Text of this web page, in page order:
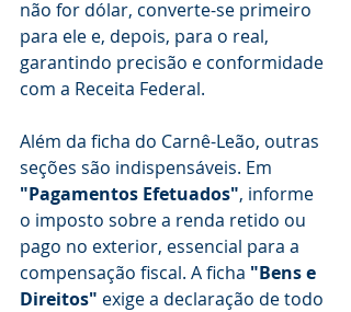
não for dólar, converte-se primeiro
para ele e, depois, para o real,
garantindo precisão e conformidade
com a Receita Federal.
Além da ficha do Carnê-Leão, outras
seções são indispensáveis. Em
"Pagamentos Efetuados", informe
o imposto sobre a renda retido ou
pago no exterior, essencial para a
compensação fiscal. A ficha "Bens e
Direitos" exige a declaração de todo